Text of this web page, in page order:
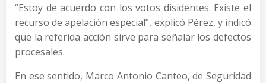
“Estoy de acuerdo con los votos disidentes. Existe el
recurso de apelación especial”, explicó Pérez, y indicó
que la referida acción sirve para señalar los defectos
procesales.
En ese sentido, Marco Antonio Canteo, de Seguridad